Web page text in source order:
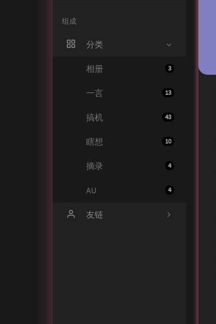
组成
分类
3
相册
13
一言
43
搞机
10
瞎想
4
摘录
4
AU
友链